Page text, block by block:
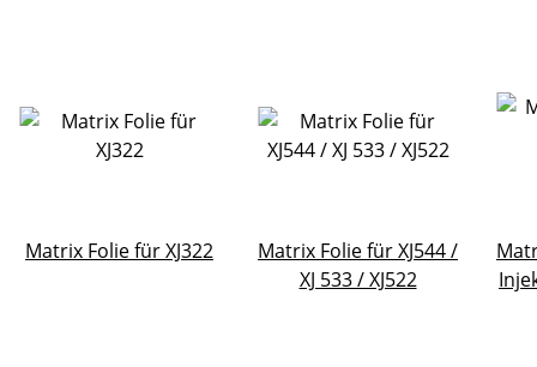
Matrix Folie für XJ322
Matrix Folie für XJ544 /
XJ 533 / XJ522